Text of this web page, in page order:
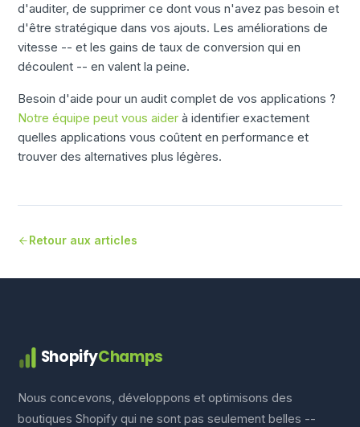
d'auditer, de supprimer ce dont vous n'avez pas besoin et
d'être stratégique dans vos ajouts. Les améliorations de
vitesse -- et les gains de taux de conversion qui en
découlent -- en valent la peine.
Besoin d'aide pour un audit complet de vos applications ?
Notre équipe peut vous aider à identifier exactement
quelles applications vous coûtent en performance et
trouver des alternatives plus légères.
Retour aux articles
ShopifyChamps
Nous concevons, développons et optimisons des
boutiques Shopify qui ne sont pas seulement belles --